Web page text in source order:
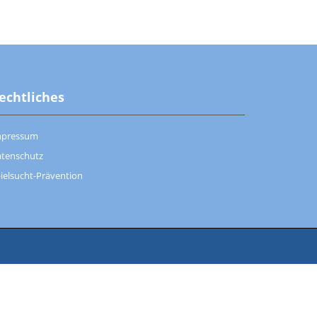
Prävention